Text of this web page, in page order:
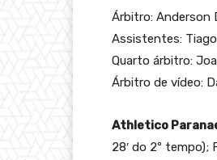
Árbitro: Anderson
Assistentes: Tiago
Quarto árbitro:
Árbitro de vídeo:
Athletico
28′ do 2º tempo);